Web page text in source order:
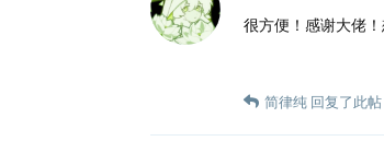
很方便！感谢大佬
简律纯 回复了此帖